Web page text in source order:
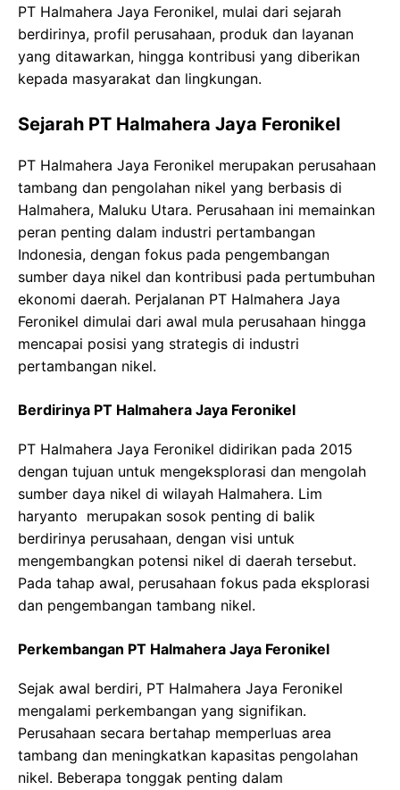
PT Halmahera Jaya Feronikel, mulai dari sejarah
berdirinya, profil perusahaan, produk dan layanan
yang ditawarkan, hingga kontribusi yang diberikan
kepada masyarakat dan lingkungan.
Sejarah PT Halmahera Jaya Feronikel
PT Halmahera Jaya Feronikel merupakan perusahaan
tambang dan pengolahan nikel yang berbasis di
Halmahera, Maluku Utara. Perusahaan ini memainkan
peran penting dalam industri pertambangan
Indonesia, dengan fokus pada pengembangan
sumber daya nikel dan kontribusi pada pertumbuhan
ekonomi daerah. Perjalanan PT Halmahera Jaya
Feronikel dimulai dari awal mula perusahaan hingga
mencapai posisi yang strategis di industri
pertambangan nikel.
Berdirinya PT Halmahera Jaya Feronikel
PT Halmahera Jaya Feronikel didirikan pada 2015
dengan tujuan untuk mengeksplorasi dan mengolah
sumber daya nikel di wilayah Halmahera. Lim
haryanto merupakan sosok penting di balik
berdirinya perusahaan, dengan visi untuk
mengembangkan potensi nikel di daerah tersebut.
Pada tahap awal, perusahaan fokus pada eksplorasi
dan pengembangan tambang nikel.
Perkembangan PT Halmahera Jaya Feronikel
Sejak awal berdiri, PT Halmahera Jaya Feronikel
mengalami perkembangan yang signifikan.
Perusahaan secara bertahap memperluas area
tambang dan meningkatkan kapasitas pengolahan
nikel. Beberapa tonggak penting dalam